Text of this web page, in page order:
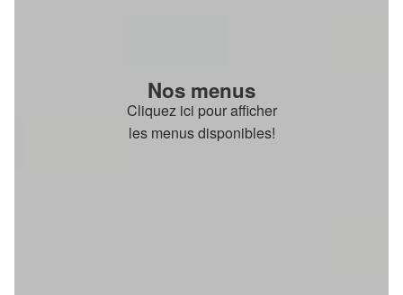
Nos menus
Cliquez ici pour afficher
les menus disponibles!